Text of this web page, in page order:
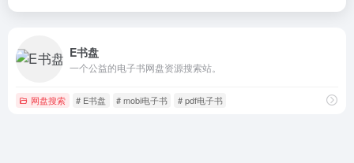
E书盘
一个公益的电子书网盘资源搜索站。
网盘搜索 # E书盘 # mobi电子书 # pdf电子书